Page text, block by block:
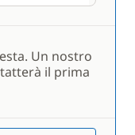
Un nostro
il prima